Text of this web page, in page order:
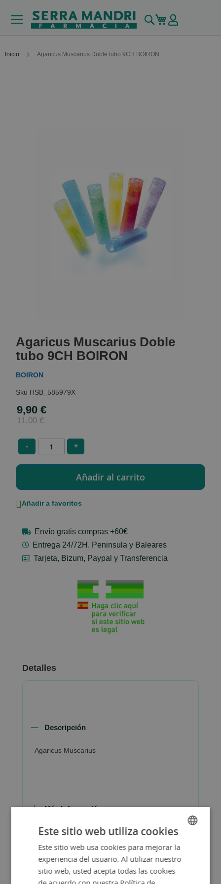
Buscar
Mi carrito
Inicio Agaricus Muscarius Doble tubo 9CH BOIRON
the
beginning
of
the
gallery
Agaricus Muscarius Doble
tubo 9CH BOIRON
BOIRON
HSB_585979X
Special
Price
9,90 €
11,00 €
- +
Añadir a favoritos
Envío gratis compras +60€
Entrega 24/72H. Peninsula y Baleares
Tarjeta, Bizum, Paypal y Transferencia
Detalles
Descripción
Agaricus Muscarius
Más Información
SPANISH
ENGLISH
Este sitio web utiliza cookies
Este sitio web usa cookies para mejorar la
experiencia del usuario. Al utilizar nuestro
sitio web, usted acepta todas las cookies